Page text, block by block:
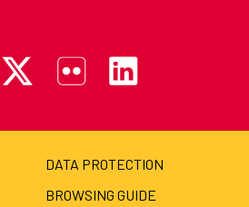
DATA PROTECTION
BROWSING GUIDE